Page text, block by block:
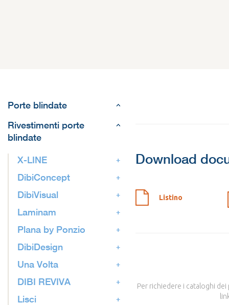
Porte blindate
Rivestimenti porte
blindate
X-LINE
DibiConcept
DibiVisual
Laminam
Plana by Ponzio
DibiDesign
Una Volta
DIBI REVIVA
Lisci
Download
Listino
Per richiedere i cataloghi